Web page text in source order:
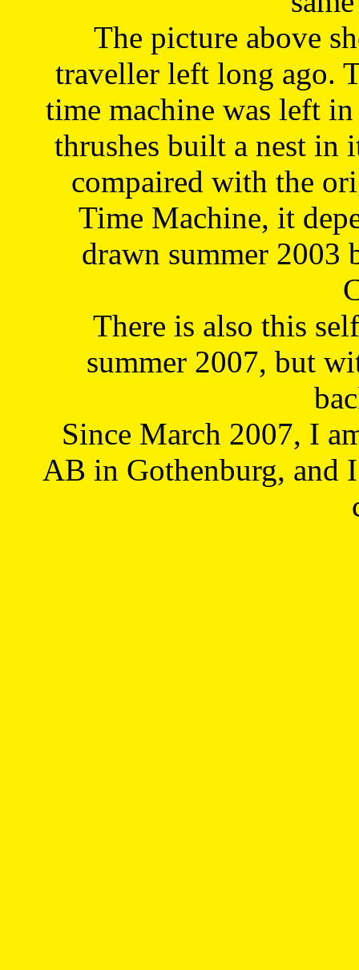
The picture above
traveller left long ago.
time machine was left
thrushes built a nest in
compaired with the
Time Machine, it
drawn summer 2003
There is also this
summer 2007, but
Since March 2007, I
AB in Gothenburg, and